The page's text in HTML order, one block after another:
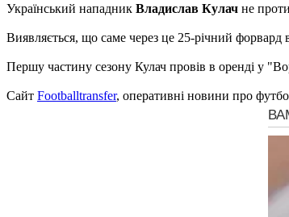
Український нападник Владислав Кулач не
Виявляється, що саме через це 25-річний форвард
Першу частину сезону Кулач провів в оренді у
Сайт Footballtransfer, оперативні новини про